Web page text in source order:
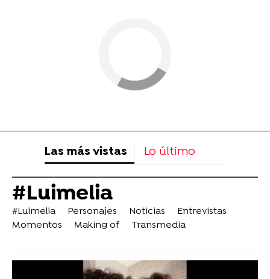
Las más vistas Lo último
#Luimelia
#Luimelia Personajes Noticias
Entrevistas
Momentos
Making of Transmedia